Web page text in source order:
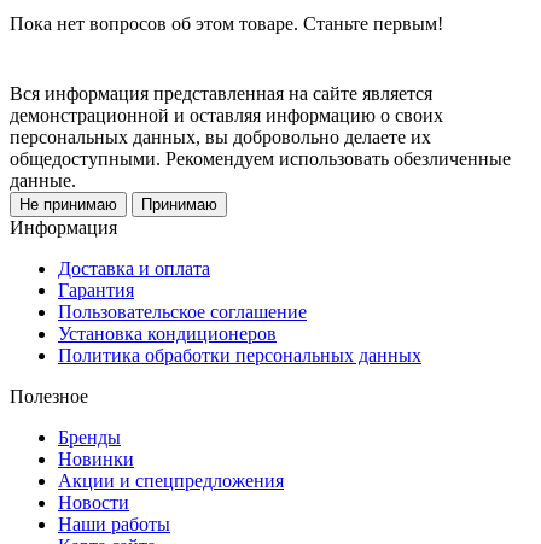
Пока нет вопросов об этом товаре. Станьте первым!
Вся информация представленная на сайте является
демонстрационной и оставляя информацию о своих
персональных данных, вы добровольно делаете их
общедоступными. Рекомендуем использовать обезличенные
данные.
Не принимаю Принимаю
Информация
Доставка и оплата
Гарантия
Пользовательское соглашение
Установка кондиционеров
Политика обработки персональных данных
Полезное
Бренды
Новинки
Акции и спецпредложения
Новости
Наши работы